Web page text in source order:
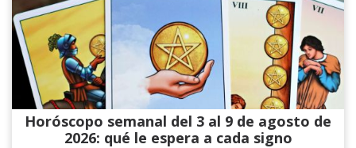
Horóscopo semanal del 3 al 9 de agosto de
2026: qué le espera a cada signo